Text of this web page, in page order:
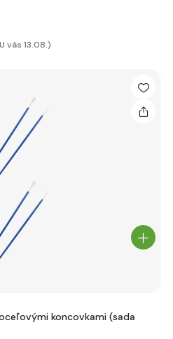
vás 13.08.)
koncovkami (sada